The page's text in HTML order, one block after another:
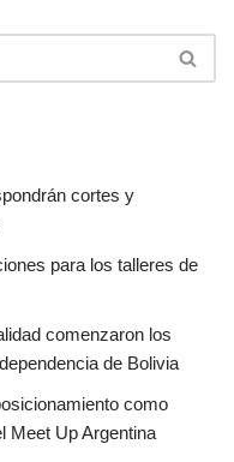
cortes y
para los talleres de
comenzaron los
de Bolivia
como
Meet Up Argentina